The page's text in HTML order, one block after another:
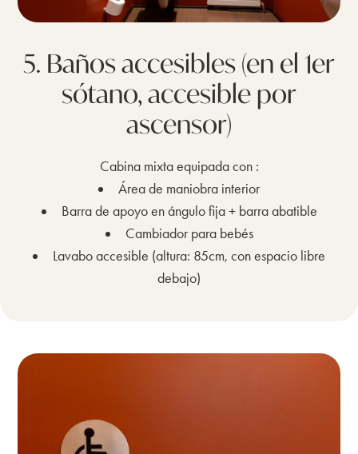
5. Baños accesibles (en el 1er
sótano, accesible por
ascensor)
Cabina mixta equipada con :
Área de maniobra interior
Barra de apoyo en ángulo fija + barra abatible
Cambiador para bebés
Lavabo accesible (altura: 85cm, con espacio libre
debajo)